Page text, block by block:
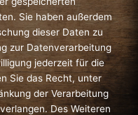
Sie haben außerdem
dieser Daten zu
zur Datenverarbeitung
jederzeit für die
Sie das Recht, unter
der Verarbeitung
Des Weiteren